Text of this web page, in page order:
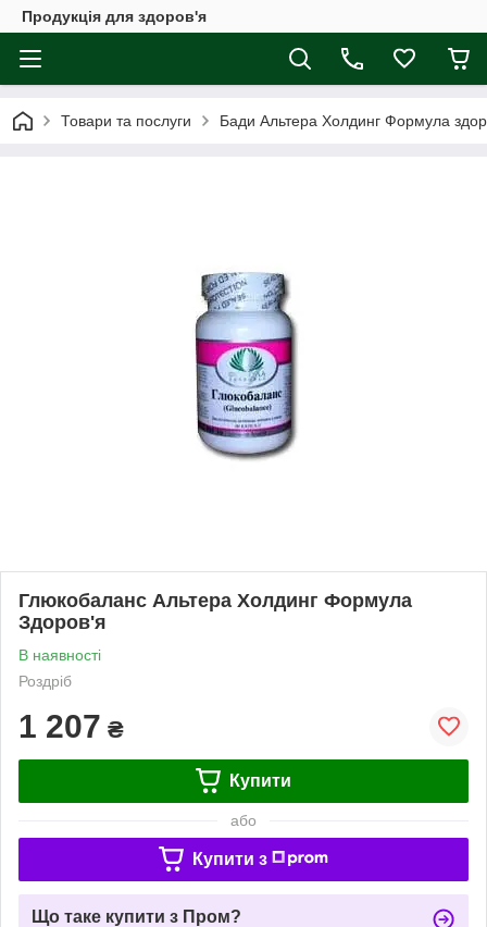
Продукція для здоров'я
Товари та послуги Бади Альтера Холдинг Формула
Глюкобаланс Альтера Холдинг Формула
Здоров'я
В наявності
Роздріб
1 207 ₴
Купити
або
Купити з
Що таке купити з Пром?